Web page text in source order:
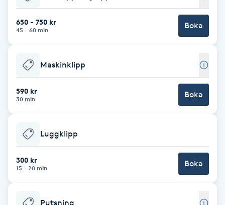
Babylights
Balayage
Barber
Barnklippning
BIAB
Blowout
650 - 750 kr
45 - 60 min Boka
Maskinklipp
590 kr
30 min Boka
Luggklipp
300 kr
15 - 20 min Boka
Putsning